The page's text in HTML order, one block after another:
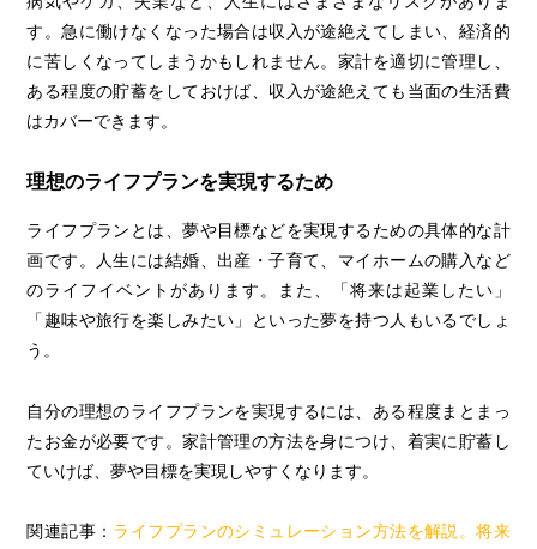
す。急に働けなくなった場合は収入が途絶えてしまい、経済的
に苦しくなってしまうかもしれません。家計を適切に管理し、
ある程度の貯蓄をしておけば、収入が途絶えても当面の生活費
はカバーできます。
理想のライフプランを実現するため
ライフプランとは、夢や目標などを実現するための具体的な計
画です。人生には結婚、出産・子育て、マイホームの購入など
のライフイベントがあります。また、「将来は起業したい」
「趣味や旅行を楽しみたい」といった夢を持つ人もいるでしょ
う。
自分の理想のライフプランを実現するには、ある程度まとまっ
たお金が必要です。家計管理の方法を身につけ、着実に貯蓄し
ていけば、夢や目標を実現しやすくなります。
関連記事： ライフプランのシミュレーション方法を解説。将来